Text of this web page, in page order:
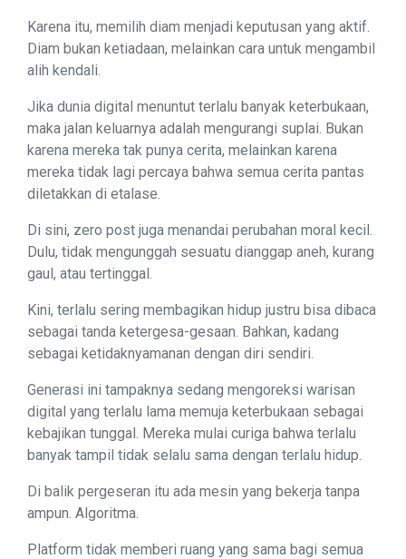
Karena itu, memilih diam menjadi keputusan yang aktif.
Diam bukan ketiadaan, melainkan cara untuk mengambil
alih kendali.
Jika dunia digital menuntut terlalu banyak keterbukaan,
maka jalan keluarnya adalah mengurangi suplai. Bukan
karena mereka tak punya cerita, melainkan karena
mereka tidak lagi percaya bahwa semua cerita pantas
diletakkan di etalase.
Di sini, zero post juga menandai perubahan moral kecil.
Dulu, tidak mengunggah sesuatu dianggap aneh, kurang
gaul, atau tertinggal.
Kini, terlalu sering membagikan hidup justru bisa dibaca
sebagai tanda ketergesa-gesaan. Bahkan, kadang
sebagai ketidaknyamanan dengan diri sendiri.
Generasi ini tampaknya sedang mengoreksi warisan
digital yang terlalu lama memuja keterbukaan sebagai
kebajikan tunggal. Mereka mulai curiga bahwa terlalu
banyak tampil tidak selalu sama dengan terlalu hidup.
Di balik pergeseran itu ada mesin yang bekerja tanpa
ampun. Algoritma.
Platform tidak memberi ruang yang sama bagi semua